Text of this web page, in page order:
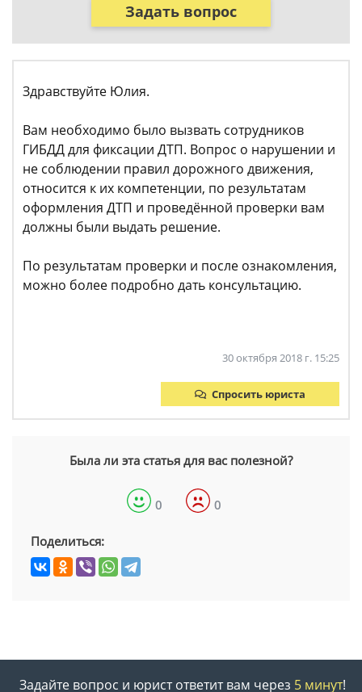
Задать вопрос
Здравствуйте Юлия.
Вам необходимо было вызвать сотрудников
ГИБДД для фиксации ДТП. Вопрос о нарушении и
не соблюдении правил дорожного движения,
относится к их компетенции, по результатам
оформления ДТП и проведённой проверки вам
должны были выдать решение.
По результатам проверки и после ознакомления,
можно более подробно дать консультацию.
30 октября 2018 г. 15:25
Спросить юриста
Была ли эта статья для вас полезной?
0 0
Поделиться:
Задайте вопрос и юрист ответит вам через 5 минут!